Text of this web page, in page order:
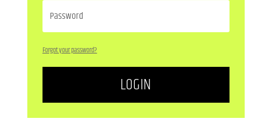
Forgot your password?
LOGIN